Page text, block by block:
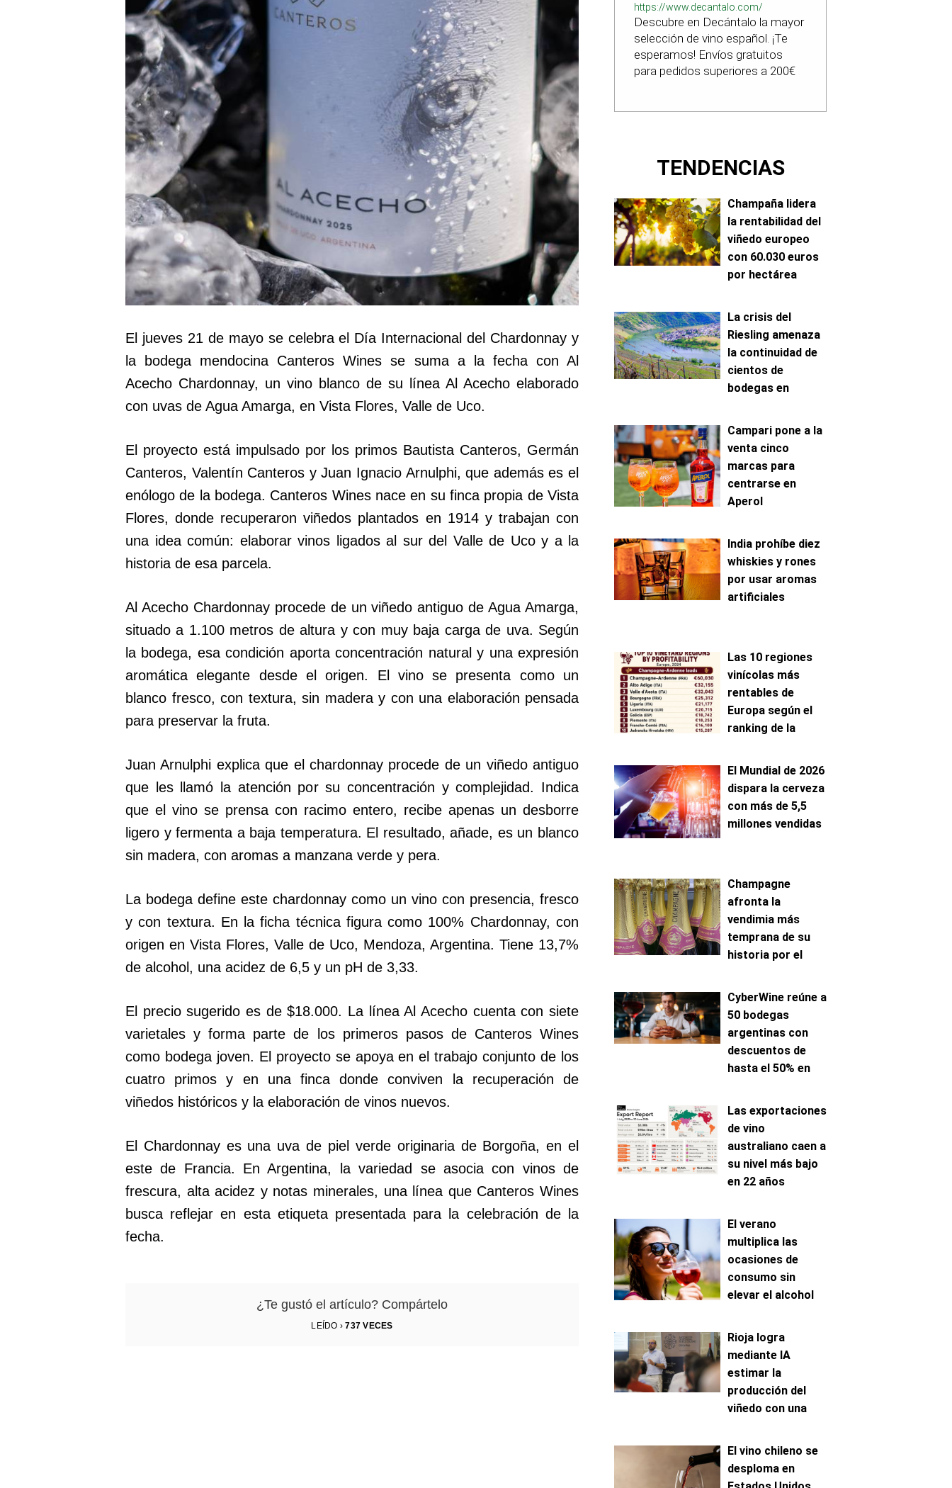
El jueves 21 de mayo se celebra el Día Internacional del Chardonnay y
la bodega mendocina Canteros Wines se suma a la fecha con Al
Acecho Chardonnay, un vino blanco de su línea Al Acecho elaborado
con uvas de Agua Amarga, en Vista Flores, Valle de Uco.
El proyecto está impulsado por los primos Bautista Canteros, Germán
Canteros, Valentín Canteros y Juan Ignacio Arnulphi, que además es el
enólogo de la bodega. Canteros Wines nace en su finca propia de Vista
Flores, donde recuperaron viñedos plantados en 1914 y trabajan con
una idea común: elaborar vinos ligados al sur del Valle de Uco y a la
historia de esa parcela.
Al Acecho Chardonnay procede de un viñedo antiguo de Agua Amarga,
situado a 1.100 metros de altura y con muy baja carga de uva. Según
la bodega, esa condición aporta concentración natural y una expresión
aromática elegante desde el origen. El vino se presenta como un
blanco fresco, con textura, sin madera y con una elaboración pensada
para preservar la fruta.
Juan Arnulphi explica que el chardonnay procede de un viñedo antiguo
que les llamó la atención por su concentración y complejidad. Indica
que el vino se prensa con racimo entero, recibe apenas un desborre
ligero y fermenta a baja temperatura. El resultado, añade, es un blanco
sin madera, con aromas a manzana verde y pera.
La bodega define este chardonnay como un vino con presencia, fresco
y con textura. En la ficha técnica figura como 100% Chardonnay, con
origen en Vista Flores, Valle de Uco, Mendoza, Argentina. Tiene 13,7%
de alcohol, una acidez de 6,5 y un pH de 3,33.
El precio sugerido es de $18.000. La línea Al Acecho cuenta con siete
varietales y forma parte de los primeros pasos de Canteros Wines
como bodega joven. El proyecto se apoya en el trabajo conjunto de los
cuatro primos y en una finca donde conviven la recuperación de
viñedos históricos y la elaboración de vinos nuevos.
El Chardonnay es una uva de piel verde originaria de Borgoña, en el
este de Francia. En Argentina, la variedad se asocia con vinos de
frescura, alta acidez y notas minerales, una línea que Canteros Wines
busca reflejar en esta etiqueta presentada para la celebración de la
fecha.
¿Te gustó el artículo? Compártelo
LEÍDO ›737 VECES
https://www.decantalo.com/
Descubre en Decántalo la mayor
selección de vino español. ¡Te
esperamos! Envíos gratuitos
para pedidos superiores a 200€
TENDENCIAS
Champaña lidera
la rentabilidad del
viñedo europeo
con 60.030 euros
por hectárea
La crisis del
Riesling amenaza
la continuidad de
cientos de
bodegas en
Campari pone a la
venta cinco
marcas para
centrarse en
Aperol
India prohíbe diez
whiskies y rones
por usar aromas
artificiales
Las 10 regiones
vinícolas más
rentables de
Europa según el
ranking de la
El Mundial de 2026
dispara la cerveza
con más de 5,5
millones vendidas
Champagne
afronta la
vendimia más
temprana de su
historia por el
maduración
CyberWine reúne a
50 bodegas
argentinas con
descuentos de
hasta el 50% en
Las exportaciones
de vino
australiano caen a
su nivel más bajo
en 22 años
El verano
multiplica las
ocasiones de
consumo sin
elevar el alcohol
Rioja logra
mediante IA
estimar la
producción del
viñedo con una
el 96%
El vino chileno se
desploma en